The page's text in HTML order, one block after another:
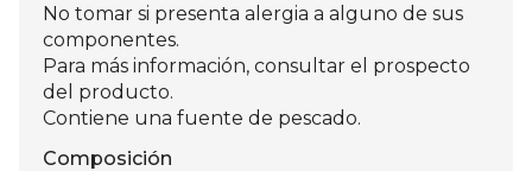
No tomar si presenta alergia a alguno de sus
componentes.
Para más información, consultar el prospecto
del producto.
Contiene una fuente de pescado.
Composición